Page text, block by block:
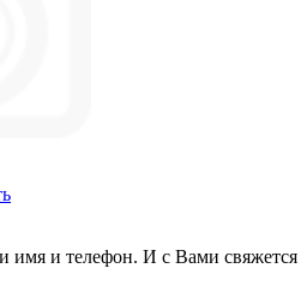
имя и телефон. И с Вами свяжется